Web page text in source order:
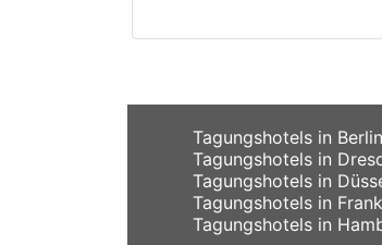
Tagungshotels in Berlin
Tagungshotels in
Tagungshotels in
Tagungshotels in
Tagungshotels in